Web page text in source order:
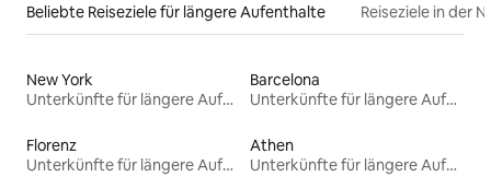
Beliebte Reiseziele für längere Aufenthalte Reiseziele in der
New York
Unterkünfte für längere Aufenthalte
Barcelona
Unterkünfte für längere Aufenthalte
Florenz
Unterkünfte für längere Aufenthalte
Athen
Unterkünfte für längere Aufenthalte